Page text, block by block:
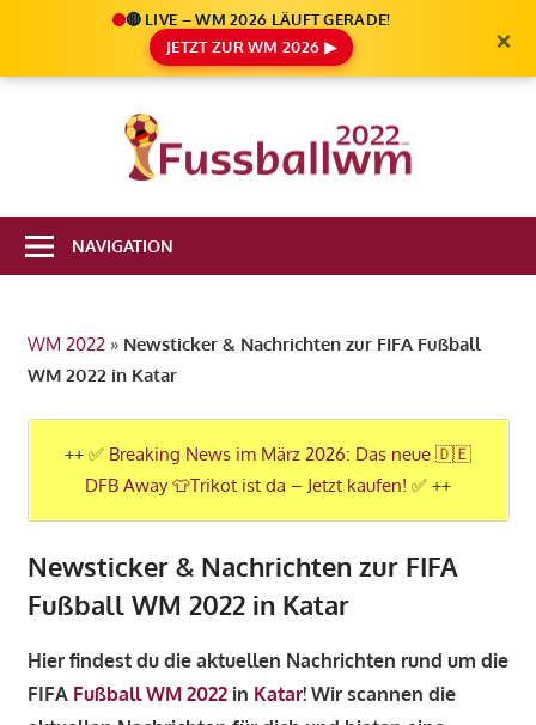
🔴 LIVE – WM 2026 LÄUFT GERADE!
JETZT ZUR WM 2026 ▶
×
Infos
in
Katar
NAVIGATION
WM 2022» Newsticker & Nachrichten zur FIFA Fußball
WM 2022 in Katar
++ ✅ Breaking News im März 2026: Das neue 🇩🇪
DFB Away 👕Trikot ist da – Jetzt kaufen! ✅ ++
Newsticker & Nachrichten zur FIFA
Fußball WM 2022 in Katar
Hier findest du die aktuellen Nachrichten rund um die
FIFA Fußball WM 2022in Katar! Wir scannen die